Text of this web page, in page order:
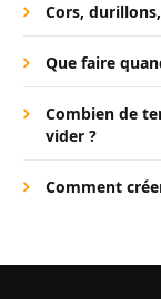
Cors,
Que faire
Combien de
vider ?
Comment